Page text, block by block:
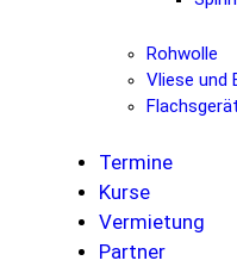
Rohwolle
Vliese und
Termine
Kurse
Vermietung
Partner